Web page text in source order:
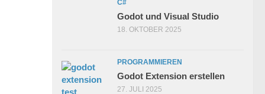
C#
Godot und Visual Studio
18. OKTOBER 2025
PROGRAMMIEREN
Godot Extension erstellen
27. JULI 2025